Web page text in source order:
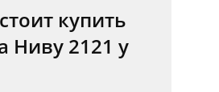
купить
Ниву 2121 у